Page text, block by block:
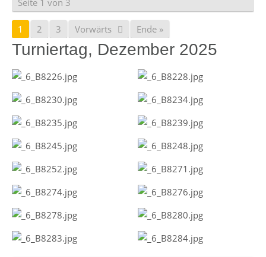
1 2 3 Vorwärts Ende »
Turniertag, Dezember 2025